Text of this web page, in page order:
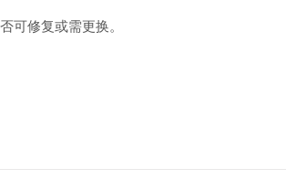
可修复或需更换。